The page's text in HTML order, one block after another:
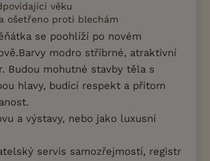
věku
ošetřeno proti blechám
se poohlíží po novém
modro stříbrné, atraktivní
Budou mohutné stavby těla s
hlavy, budící respekt a přitom
a výstavy, nebo jako luxusní
servis samozřejmostí, registr